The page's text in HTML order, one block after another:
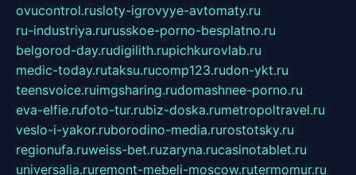
ovucontrol.rusloty-igrovyye-avtomaty.ru
ru-industriya.rurusskoe-porno-besplatno.ru
belgorod-day.rudigilith.rupichkurovlab.ru
medic-today.rutaksu.rucomp123.rudon-ykt.ru
teensvoice.ruimgsharing.rudomashnee-porno.ru
eva-elfie.rufoto-tur.rubiz-doska.rumetropoltravel.ru
veslo-i-yakor.ruborodino-media.rurostotsky.ru
regionufa.ruweiss-bet.ruzaryna.rucasinotablet.ru
universalia.ruremont-mebeli-moscow.rutermomur.ru